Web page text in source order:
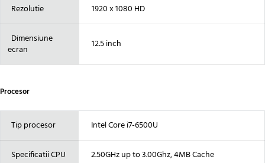
Rezolutie 1920 x 1080 HD
Dimensiune
ecran
12.5 inch
Procesor
Tip procesor Intel Core i7-6500U
Specificatii CPU 2.50GHz up to 3.00Ghz, 4MB Cache